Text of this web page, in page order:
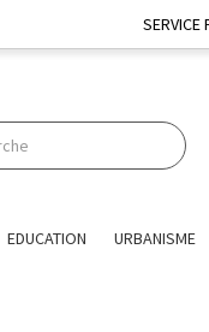
SERVICE
EDUCATION URBANISME